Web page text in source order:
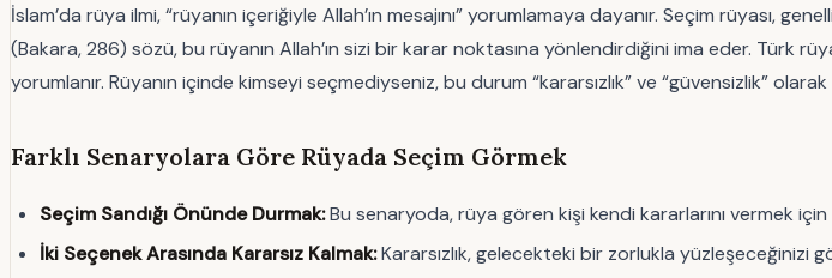
İslam’da rüya ilmi, “rüyanın içeriğiyle Allah’ın mesajını” yorumlamaya dayanır. Seçim rüyası,
(Bakara, 286) sözü, bu rüyanın Allah’ın sizi bir karar noktasına yönlendirdiğini ima eder. Türk
yorumlanır. Rüyanın içinde kimseyi seçmediyseniz, bu durum “kararsızlık” ve “güvensizlik”
Farklı Senaryolara Göre Rüyada Seçim Görmek
Seçim Sandığı Önünde Durmak:Bu senaryoda, rüya gören kişi kendi kararlarını vermek için
İki Seçenek Arasında Kararsız Kalmak:Kararsızlık, gelecekteki bir zorlukla yüzleşeceğinizi